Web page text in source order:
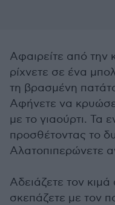
Αφαιρείτε από την
ρίχνετε σε ένα
τη βρασμένη
Αφήνετε να
με το γιαούρτι. Τα
προσθέτοντας το
Αλατοπιπερώνετε
Αδειάζετε τον
σκεπάζετε με τον